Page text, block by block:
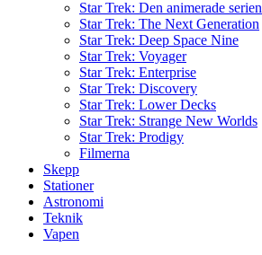
Star Trek: Den animerade serien
Star Trek: The Next Generation
Star Trek: Deep Space Nine
Star Trek: Voyager
Star Trek: Enterprise
Star Trek: Discovery
Star Trek: Lower Decks
Star Trek: Strange New Worlds
Star Trek: Prodigy
Filmerna
Skepp
Stationer
Astronomi
Teknik
Vapen